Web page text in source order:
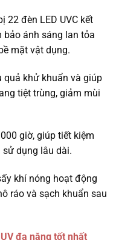
22 đèn LED UVC kết
bảo ánh sáng lan tỏa
mặt vật dụng.
quả khử khuẩn và giúp
tiệt trùng, giảm mùi
giờ, giúp tiết kiệm
dụng lâu dài.
khí nóng hoạt động
ráo và sạch khuẩn sau
đa năng tốt nhất